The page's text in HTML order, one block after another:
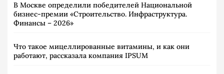
В Москве определили победителей Национальной
бизнес-премии «Строительство. Инфраструктура.
Финансы – 2026»
Что такое мицеллированные витамины, и как они
работают, рассказала компания IPSUM